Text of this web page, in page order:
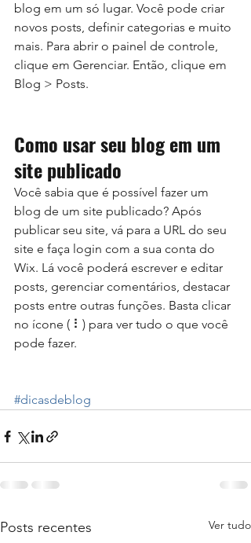
blog em um só lugar. Você pode criar
novos posts, definir categorias e muito
mais. Para abrir o painel de controle,
clique em Gerenciar. Então, clique em
Blog > Posts.
Como usar seu blog em um
site publicado
Você sabia que é possível fazer um
blog de um site publicado? Após
publicar seu site, vá para a URL do seu
site e faça login com a sua conta do
Wix. Lá você poderá escrever e editar
posts, gerenciar comentários, destacar
posts entre outras funções. Basta clicar
no ícone ( ⠇) para ver tudo o que você
pode fazer.
#dicasdeblog
Posts recentes Ver tudo